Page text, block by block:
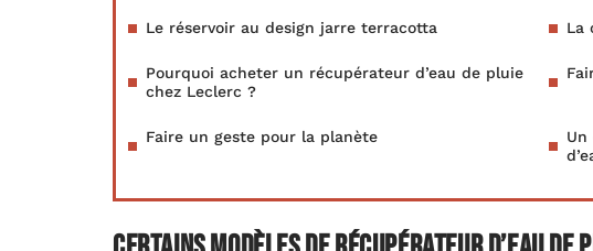
Le réservoir au design jarre terracotta La
Pourquoi acheter un récupérateur d’eau de pluie
chez Leclerc ?
Faire un geste pour la planète